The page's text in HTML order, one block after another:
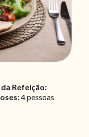
Refeição:
4 pessoas